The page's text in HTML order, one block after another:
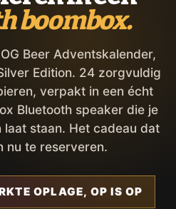
boombox.
Beer Adventskalender,
Edition. 24 zorgvuldig
verpakt in een écht
Bluetooth speaker die je
staan. Het cadeau dat
nu te reserveren.
OPLAGE, OP IS OP